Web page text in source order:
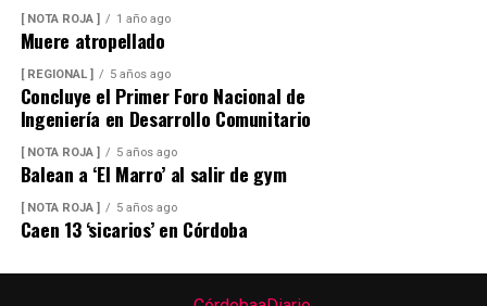
[ NOTA ROJA ] 1 año ago
Muere atropellado
[ REGIONAL ] 5 años ago
Concluye el Primer Foro Nacional de
Ingeniería en Desarrollo Comunitario
[ NOTA ROJA ] 5 años ago
Balean a ‘El Marro’ al salir de gym
[ NOTA ROJA ] 5 años ago
Caen 13 ‘sicarios’ en Córdoba